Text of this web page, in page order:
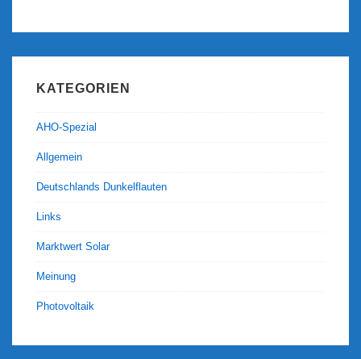
KATEGORIEN
AHO-Spezial
Allgemein
Deutschlands Dunkelflauten
Links
Marktwert Solar
Meinung
Photovoltaik